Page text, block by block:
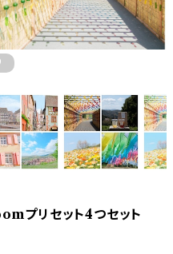
プリセット4つセット